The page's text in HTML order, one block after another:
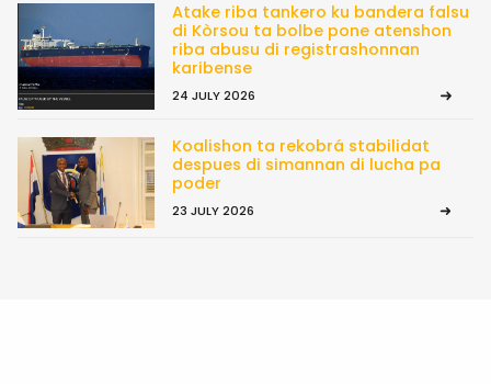
Atake riba tankero ku bandera falsu
di Kòrsou ta bolbe pone atenshon
riba abusu di registrashonnan
karibense
24 JULY 2026
Koalishon ta rekobrá stabilidat
despues di simannan di lucha pa
poder
23 JULY 2026